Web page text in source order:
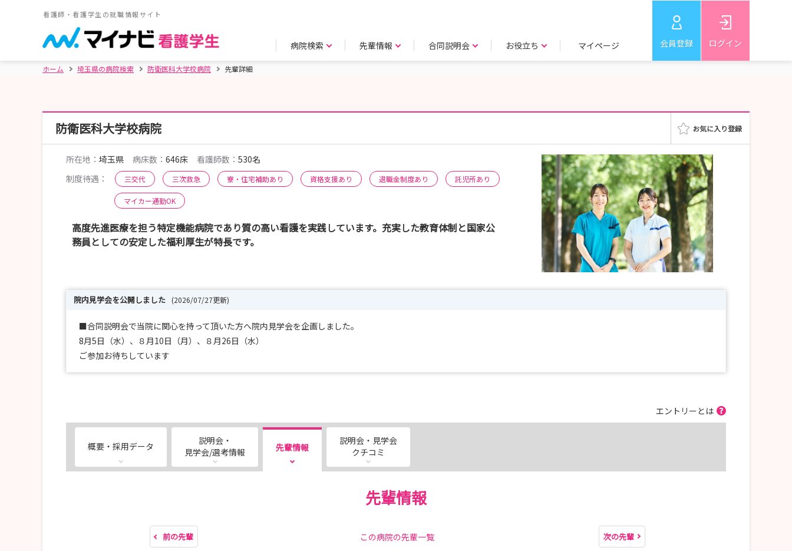
看護師・看護学生の就職情報サイト
病院検索 先輩情報 合同説明会 お役立ち マイページ 会員登録 ログイン
ホーム 埼玉県の病院検索 防衛医科大学校病院 先輩詳細
防衛医科大学校病院
所在地： 埼玉県 病床数： 646床 看護師数： 530名
制度待遇：
三交代 三次救急 寮・住宅補助あり 資格支援あり 退職金制度あり 託児所あり
マイカー通勤OK
高度先進医療を担う特定機能病院であり質の高い看護を実践しています。充実した教育体制と国家公
務員としての安定した福利厚生が特長です。
院内見学会を公開しました (2026/07/27更新)
■合同説明会で当院に関心を持って頂いた方へ院内見学会を企画しました。
8月5日（水）、８月10日（月）、８月26日（水）
ご参加お待ちしています
エントリーとは
概要・採用データ
説明会・
見学会/選考情報
先輩情報
説明会・見学会
クチコミ
先輩情報
前の先輩 この病院の先輩一覧 次の先輩